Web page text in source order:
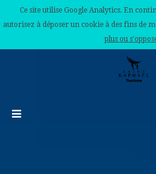
Ce site utilise Google Analytics. En
autorisez à déposer un cookie à des fins de
plus ou